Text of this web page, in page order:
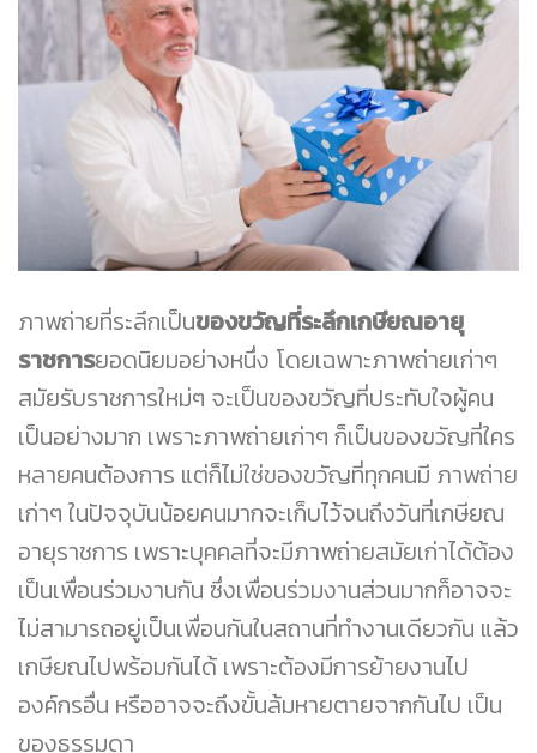
ภาพถ่ายที่ระลึกเป็นของขวัญที่ระลึกเกษียณอายุ
ราชการยอดนิยมอย่างหนึ่ง โดยเฉพาะภาพถ่ายเก่าๆ
สมัยรับราชการใหม่ๆ จะเป็นของขวัญที่ประทับใจผู้คน
เป็นอย่างมาก เพราะภาพถ่ายเก่าๆ ก็เป็นของขวัญที่ใคร
หลายคนต้องการ แต่ก็ไม่ใช่ของขวัญที่ทุกคนมี ภาพถ่าย
เก่าๆ ในปัจจุบันน้อยคนมากจะเก็บไว้จนถึงวันที่เกษียณ
อายุราชการ เพราะบุคคลที่จะมีภาพถ่ายสมัยเก่าได้ต้อง
เป็นเพื่อนร่วมงานกัน ซึ่งเพื่อนร่วมงานส่วนมากก็อาจจะ
ไม่สามารถอยู่เป็นเพื่อนกันในสถานที่ทำงานเดียวกัน แล้ว
เกษียณไปพร้อมกันได้ เพราะต้องมีการย้ายงานไป
องค์กรอื่น หรืออาจจะถึงขั้นล้มหายตายจากกันไป เป็น
ของธรรมดา